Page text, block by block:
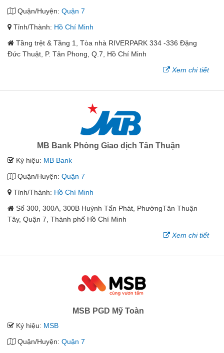
Quận/Huyện: Quận 7
Tỉnh/Thành: Hồ Chí Minh
Tầng trệt & Tầng 1, Tòa nhà RIVERPARK 334 -336 Đặng
Đức Thuật, P. Tân Phong, Q.7, Hồ Chí Minh
Xem chi tiết
MB Bank Phòng Giao dịch Tân Thuận
Ký hiệu: MB Bank
Quận/Huyện: Quận 7
Tỉnh/Thành: Hồ Chí Minh
Số 300, 300A, 300B Huỳnh Tấn Phát, PhườngTân Thuận
Tây, Quận 7, Thành phố Hồ Chí Minh
Xem chi tiết
MSB PGD Mỹ Toàn
Ký hiệu: MSB
Quận/Huyện: Quận 7